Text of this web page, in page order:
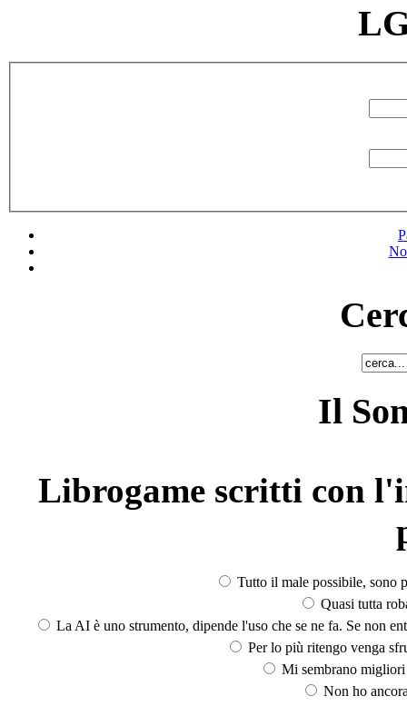
Il
Librogame scritti con
Tutto il male possibile, sono
Quasi tutta
La AI è uno strumento, dipende l'uso che se ne fa. Se non
Per lo più ritengo venga
Mi sembrano
Non ho